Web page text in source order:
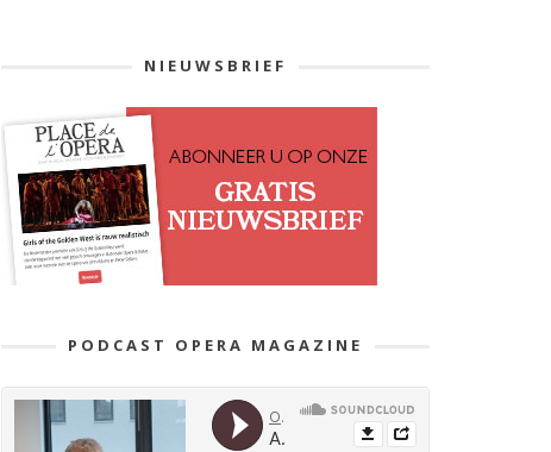
NIEUWSBRIEF
PODCAST OPERA MAGAZINE